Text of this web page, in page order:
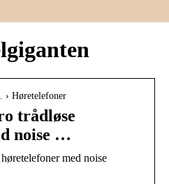
› Høretelefoner
trådløse
noise …
med noise